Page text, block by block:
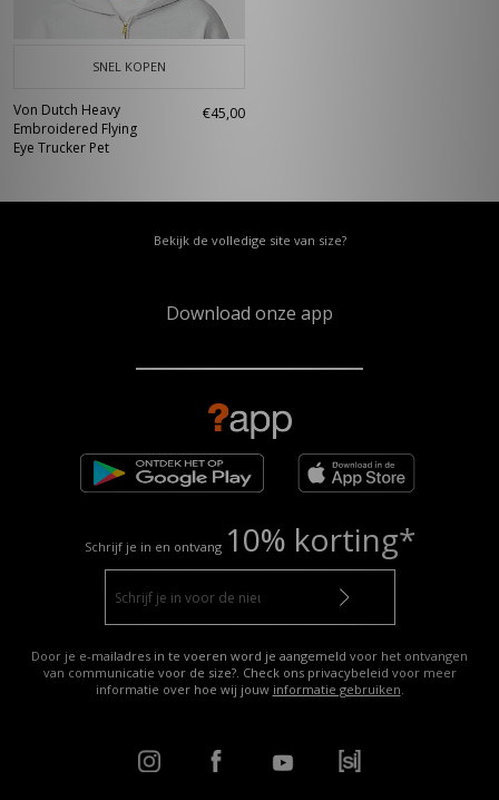
SNEL KOPEN
Von Dutch Heavy
Embroidered Flying
Eye Trucker Pet
€45,00
Bekijk de volledige site van size?
Download onze app
Schrijf je in en ontvang 10% korting*
Door je e-mailadres in te voeren word je aangemeld voor het ontvangen
van communicatie voor de size?. Check ons privacybeleid voor meer
informatie over hoe wij jouw informatie gebruiken.